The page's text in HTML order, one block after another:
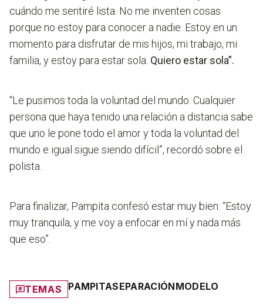
cuándo me sentiré lista. No me inventen cosas
porque no estoy para conocer a nadie. Estoy en un
momento para disfrutar de mis hijos, mi trabajo, mi
familia, y estoy para estar sola. Quiero estar sola”.
“Le pusimos toda la voluntad del mundo. Cualquier
persona que haya tenido una relación a distancia sabe
que uno le pone todo el amor y toda la voluntad del
mundo e igual sigue siendo difícil”, recordó sobre el
polista.
Para finalizar, Pampita confesó estar muy bien: “Estoy
muy tranquila, y me voy a enfocar en mí y nada más
que eso”.
TEMAS PAMPITASEPARACIÓNMODELO